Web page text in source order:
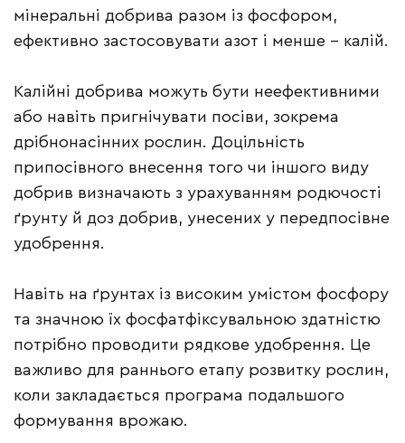
мінеральні добрива разом із фосфором,
ефективно застосовувати азот і менше – калій.
Калійні добрива можуть бути неефективними
або навіть пригнічувати посіви, зокрема
дрібнонасінних рослин. Доцільність
припосівного внесення того чи іншого виду
добрив визначають з урахуванням родючості
ґрунту й доз добрив, унесених у передпосівне
удобрення.
Навіть на ґрунтах із високим умістом фосфору
та значною їх фосфатфіксувальною здатністю
потрібно проводити рядкове удобрення. Це
важливо для раннього етапу розвитку рослин,
коли закладається програма подальшого
формування врожаю.